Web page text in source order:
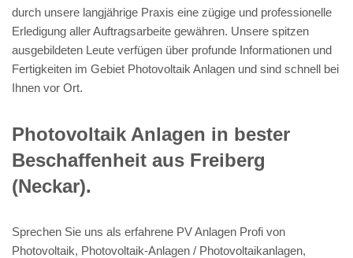
durch unsere langjährige Praxis eine zügige und professionelle
Erledigung aller Auftragsarbeite gewähren. Unsere spitzen
ausgebildeten Leute verfügen über profunde Informationen und
Fertigkeiten im Gebiet Photovoltaik Anlagen und sind schnell bei
Ihnen vor Ort.
Photovoltaik Anlagen in bester
Beschaffenheit aus Freiberg
(Neckar).
Sprechen Sie uns als erfahrene PV Anlagen Profi von
Photovoltaik, Photovoltaik-Anlagen / Photovoltaikanlagen,